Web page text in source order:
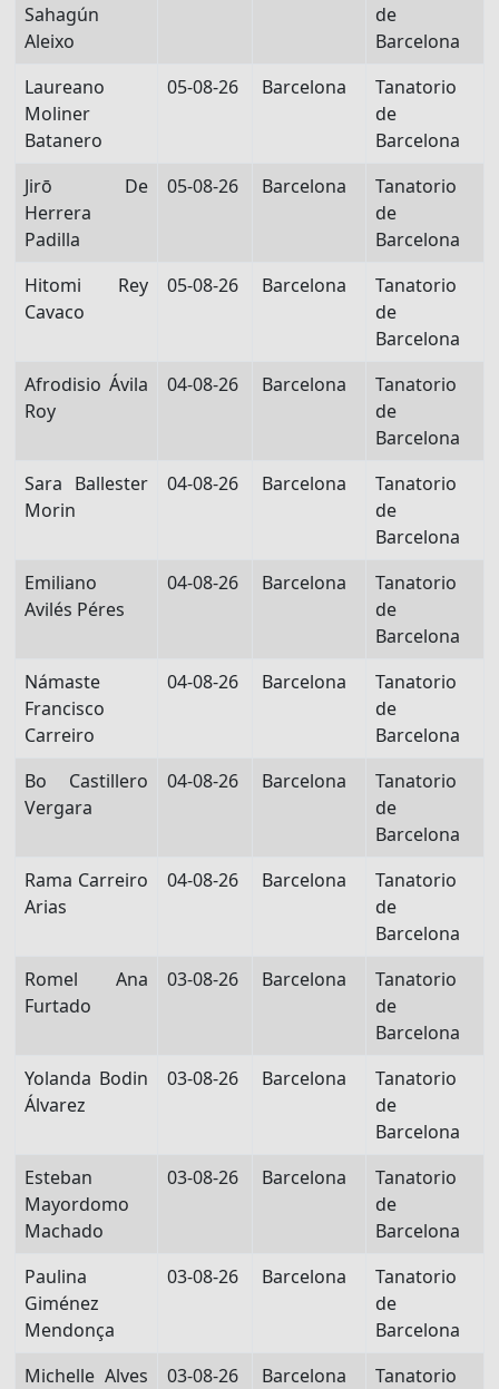
Sahagún
Aleixo
de
Barcelona
Laureano
Moliner
Batanero
05-08-26 Barcelona
Tanatorio
de
Barcelona
Jirō De
Herrera
Padilla
05-08-26 Barcelona
Tanatorio
de
Barcelona
Hitomi Rey
Cavaco
05-08-26 Barcelona
Tanatorio
de
Barcelona
Afrodisio Ávila
Roy
04-08-26 Barcelona
Tanatorio
de
Barcelona
Sara Ballester
Morin
04-08-26 Barcelona
Tanatorio
de
Barcelona
Emiliano
Avilés Péres
04-08-26 Barcelona
Tanatorio
de
Barcelona
Námaste
Francisco
Carreiro
04-08-26 Barcelona
Tanatorio
de
Barcelona
Bo Castillero
Vergara
04-08-26 Barcelona
Tanatorio
de
Barcelona
Rama Carreiro
Arias
04-08-26 Barcelona
Tanatorio
de
Barcelona
Romel Ana
Furtado
03-08-26 Barcelona
Tanatorio
de
Barcelona
Yolanda Bodin
Álvarez
03-08-26 Barcelona
Tanatorio
de
Barcelona
Esteban
Mayordomo
Machado
03-08-26 Barcelona
Tanatorio
de
Barcelona
Paulina
Giménez
Mendonça
03-08-26 Barcelona
Tanatorio
de
Barcelona
Michelle Alves
03-08-26 Barcelona
Tanatorio